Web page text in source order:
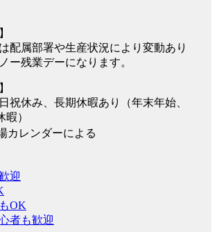
配属部署や生産状況により変動あり
ー残業デーになります。
祝休み、長期休暇あり（年末年始、
）
カレンダーによる
迎
OK
者も歓迎